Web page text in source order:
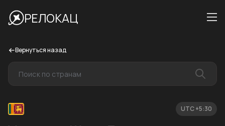
РЕЛОКАЦ
Вернуться назад
UTC +5:30